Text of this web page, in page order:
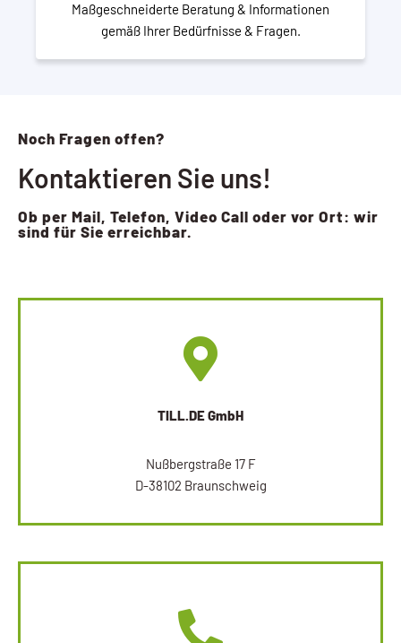
Maßgeschneiderte Beratung & Informationen
gemäß Ihrer Bedürfnisse & Fragen.
Noch Fragen offen?
Kontaktieren Sie uns!
Ob per Mail, Telefon, Video Call oder vor Ort: wir
sind für Sie erreichbar.
TILL.DE GmbH
Nußbergstraße 17 F
D-38102 Braunschweig